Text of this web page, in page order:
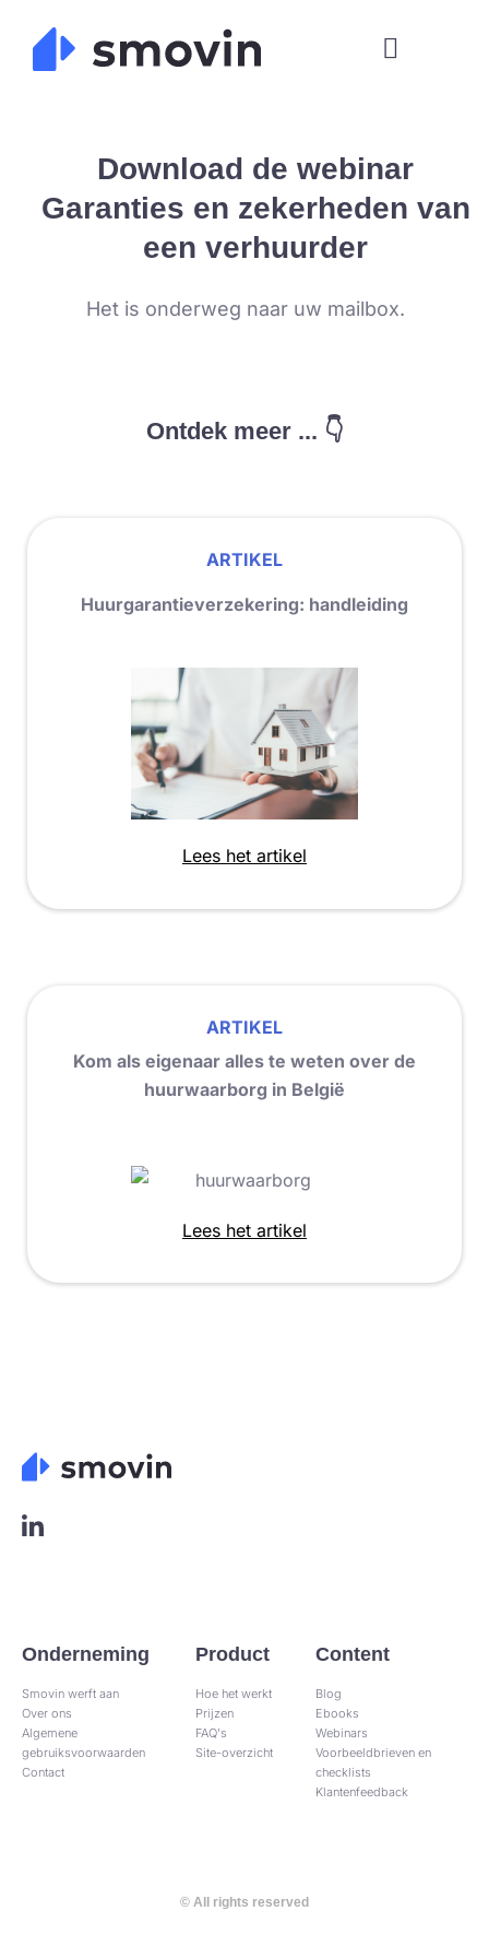
content
Download de webinar
Garanties en zekerheden van
een verhuurder
Het is onderweg naar uw mailbox.
Ontdek meer ... 👇
ARTIKEL
Huurgarantieverzekering: handleiding
Lees het artikel
ARTIKEL
Kom als eigenaar alles te weten over de
huurwaarborg in België
Lees het artikel
L
n
e
d
i
n
Onderneming
Smovin werft aan
Over ons
Algemene
gebruiksvoorwaarden
Contact
Product
Hoe het werkt
Prijzen
FAQ's
Site-overzicht​
Content
Blog
Ebooks
Webinars
Voorbeeldbrieven en
checklists
Klantenfeedback
© All rights reserved